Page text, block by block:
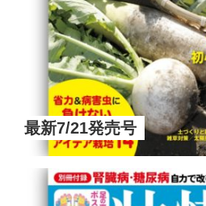
最新7/21発売号